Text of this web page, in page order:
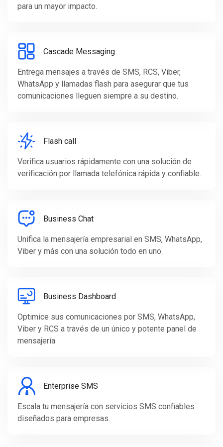
para un mayor impacto.
Cascade Messaging
Entrega mensajes a través de SMS, RCS, Viber,
WhatsApp y llamadas flash para asegurar que tus
comunicaciones lleguen siempre a su destino.
Flash call
Verifica usuarios rápidamente con una solución de
verificación por llamada telefónica rápida y confiable.
Business Chat
Unifica la mensajería empresarial en SMS, WhatsApp,
Viber y más con una solución todo en uno.
Business Dashboard
Optimice sus comunicaciones por SMS, WhatsApp,
Viber y RCS a través de un único y potente panel de
mensajería
Enterprise SMS
Escala tu mensajería con servicios SMS confiables
diseñados para empresas.